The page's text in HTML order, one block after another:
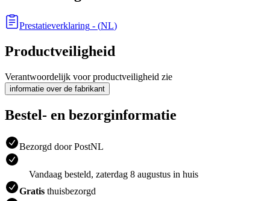
Prestatieverklaring - (NL)
Productveiligheid
Verantwoordelijk voor productveiligheid zie
informatie over de fabrikant
Bestel- en bezorginformatie
Bezorgd door PostNL
Vandaag besteld, zaterdag 8 augustus in huis
Gratis thuisbezorgd